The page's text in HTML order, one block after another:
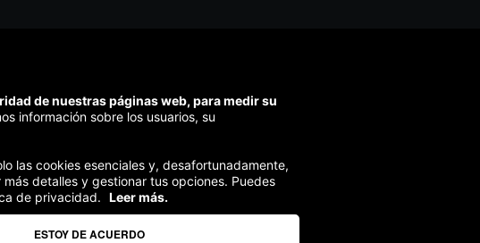
(Te respondemos en menos de 48h)
Compra segura
de nuestras páginas web, para medir su
información sobre los usuarios, su
las cookies esenciales y, desafortunadamente,
más detalles y gestionar tus opciones. Puedes
de privacidad. Leer más.
ESTOY DE ACUERDO